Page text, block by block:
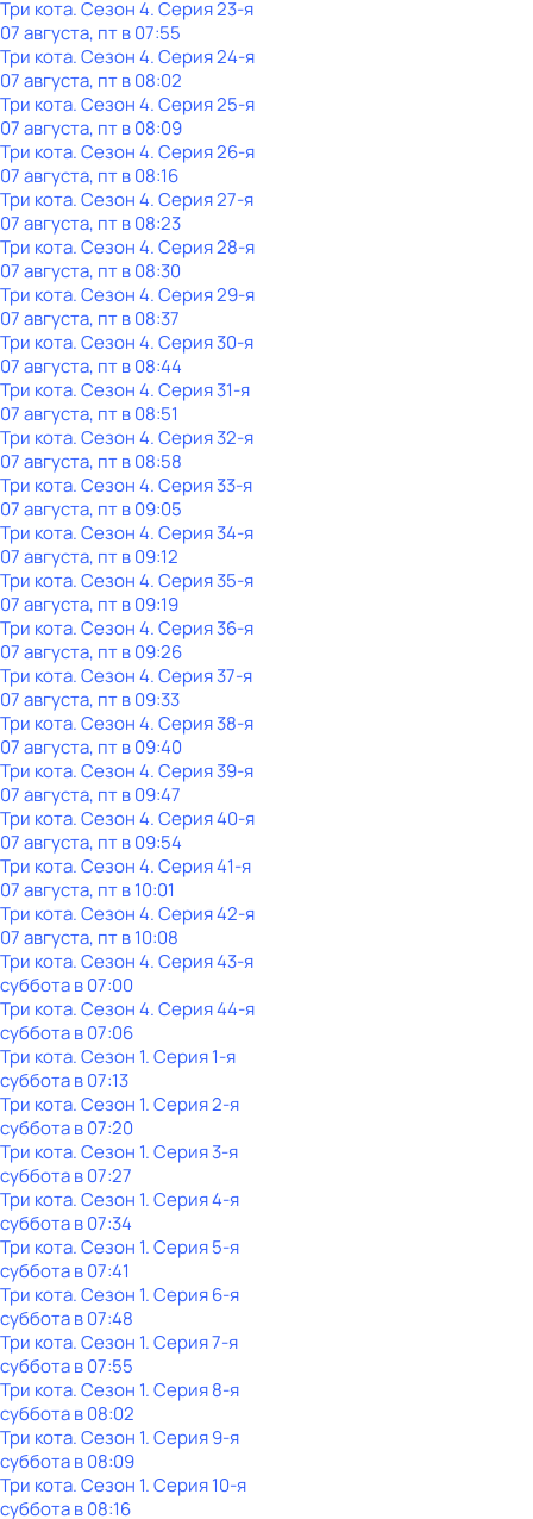
Три кота. Сезон 4. Серия 23-я
07 августа, пт в 07:55
Три кота. Сезон 4. Серия 24-я
07 августа, пт в 08:02
Три кота. Сезон 4. Серия 25-я
07 августа, пт в 08:09
Три кота. Сезон 4. Серия 26-я
07 августа, пт в 08:16
Три кота. Сезон 4. Серия 27-я
07 августа, пт в 08:23
Три кота. Сезон 4. Серия 28-я
07 августа, пт в 08:30
Три кота. Сезон 4. Серия 29-я
07 августа, пт в 08:37
Три кота. Сезон 4. Серия 30-я
07 августа, пт в 08:44
Три кота. Сезон 4. Серия 31-я
07 августа, пт в 08:51
Три кота. Сезон 4. Серия 32-я
07 августа, пт в 08:58
Три кота. Сезон 4. Серия 33-я
07 августа, пт в 09:05
Три кота. Сезон 4. Серия 34-я
07 августа, пт в 09:12
Три кота. Сезон 4. Серия 35-я
07 августа, пт в 09:19
Три кота. Сезон 4. Серия 36-я
07 августа, пт в 09:26
Три кота. Сезон 4. Серия 37-я
07 августа, пт в 09:33
Три кота. Сезон 4. Серия 38-я
07 августа, пт в 09:40
Три кота. Сезон 4. Серия 39-я
07 августа, пт в 09:47
Три кота. Сезон 4. Серия 40-я
07 августа, пт в 09:54
Три кота. Сезон 4. Серия 41-я
07 августа, пт в 10:01
Три кота. Сезон 4. Серия 42-я
07 августа, пт в 10:08
Три кота. Сезон 4. Серия 43-я
субботав07:00
Три кота. Сезон 4. Серия 44-я
субботав07:06
Три кота. Сезон 1. Серия 1-я
субботав07:13
Три кота. Сезон 1. Серия 2-я
субботав07:20
Три кота. Сезон 1. Серия 3-я
субботав07:27
Три кота. Сезон 1. Серия 4-я
субботав07:34
Три кота. Сезон 1. Серия 5-я
субботав07:41
Три кота. Сезон 1. Серия 6-я
субботав07:48
Три кота. Сезон 1. Серия 7-я
субботав07:55
Три кота. Сезон 1. Серия 8-я
субботав08:02
Три кота. Сезон 1. Серия 9-я
субботав08:09
Три кота. Сезон 1. Серия 10-я
субботав08:16